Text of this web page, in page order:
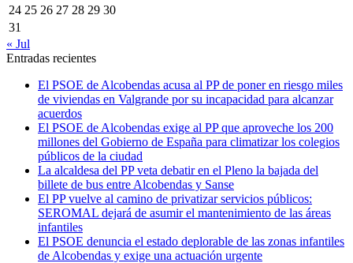
24 25 26 27 28 29 30
31
« Jul
Entradas recientes
El PSOE de Alcobendas acusa al PP de poner en riesgo miles
de viviendas en Valgrande por su incapacidad para alcanzar
acuerdos
El PSOE de Alcobendas exige al PP que aproveche los 200
millones del Gobierno de España para climatizar los colegios
públicos de la ciudad
La alcaldesa del PP veta debatir en el Pleno la bajada del
billete de bus entre Alcobendas y Sanse
El PP vuelve al camino de privatizar servicios públicos:
SEROMAL dejará de asumir el mantenimiento de las áreas
infantiles
El PSOE denuncia el estado deplorable de las zonas infantiles
de Alcobendas y exige una actuación urgente